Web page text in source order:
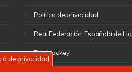
Política de privacidad
Real Federacíón Española de
EuroHockey
de privacidad